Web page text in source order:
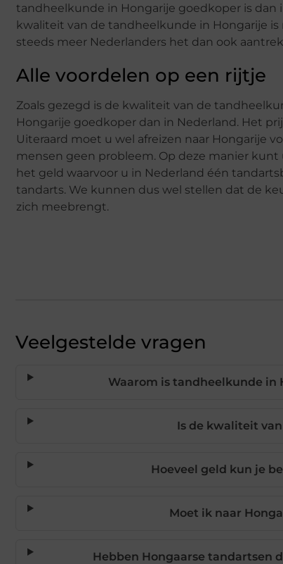
tandheelkunde in Hongarije goedkoper is
kwaliteit van de tandheelkunde in Hongarije is
steeds meer Nederlanders het dan ook
Alle voordelen op een rijtje
Zoals gezegd is de kwaliteit van de
Hongarije goedkoper dan in Nederland. Het
Uiteraard moet u wel afreizen naar Hongarije
mensen geen probleem. Op deze manier
het geld waarvoor u in Nederland één
tandarts. We kunnen dus wel stellen dat de
zich meebrengt.
Veelgestelde vragen
Waarom is tandheelkunde in
Is de kwaliteit
Hoeveel geld kun je
Moet ik naar
Hebben Hongaarse tandartsen